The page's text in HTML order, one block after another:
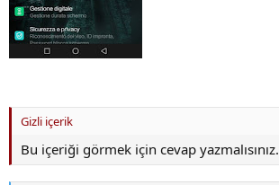
Gizli içerik
Bu içeriği görmek için cevap yazmalısınız.